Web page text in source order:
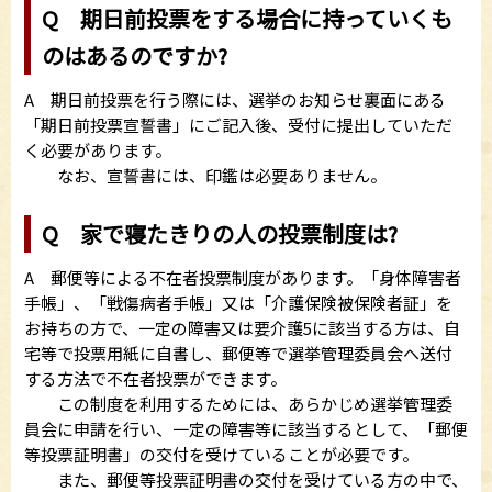
Q 期日前投票をする場合に持っていくも
のはあるのですか?
A 期日前投票を行う際には、選挙のお知らせ裏面にある
「期日前投票宣誓書」にご記入後、受付に提出していただ
く必要があります。
なお、宣誓書には、印鑑は必要ありません。
Q 家で寝たきりの人の投票制度は?
A 郵便等による不在者投票制度があります。「身体障害者
手帳」、「戦傷病者手帳」又は「介護保険被保険者証」を
お持ちの方で、一定の障害又は要介護5に該当する方は、自
宅等で投票用紙に自書し、郵便等で選挙管理委員会へ送付
する方法で不在者投票ができます。
この制度を利用するためには、あらかじめ選挙管理委
員会に申請を行い、一定の障害等に該当するとして、「郵便
等投票証明書」の交付を受けていることが必要です。
また、郵便等投票証明書の交付を受けている方の中で、